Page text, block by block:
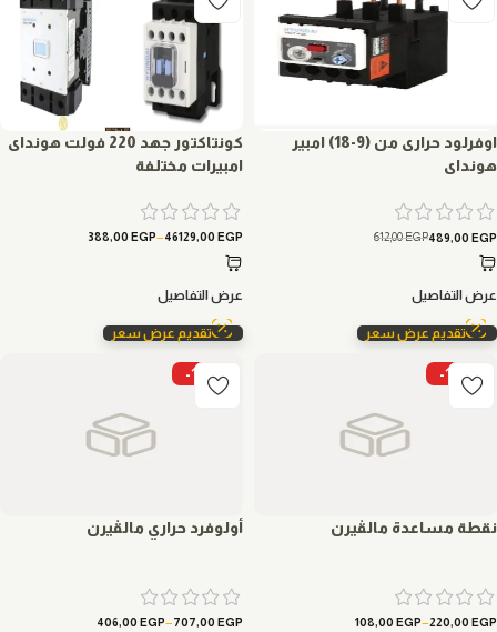
اوفرلود حرارى من (9-18) امبير
هونداى
612,00EGP489,00 EGP
عرض التفاصيل
تقديم عرض سعر
كونتاكتور جهد 220 فولت هونداى
امبيرات مختلفة
388,00 EGP–46129,00 EGP
عرض التفاصيل
تقديم عرض سعر
-10%
نقطة مساعدة مالڤيرن
108,00 EGP–220,00 EGP
-10%
أولوفرد حراري مالڤيرن
406,00 EGP–707,00 EGP